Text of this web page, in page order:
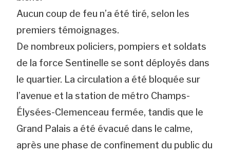
Aucun coup de feu n’a été tiré, selon les
premiers témoignages.
De nombreux policiers, pompiers et soldats
de la force Sentinelle se sont déployés dans
le quartier. La circulation a été bloquée sur
l’avenue et la station de métro Champs-
Élysées-Clemenceau fermée, tandis que le
Grand Palais a été évacué dans le calme,
après une phase de confinement du public du